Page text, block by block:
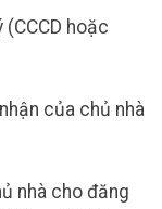
hoặc
của chủ nhà
nhà cho đăng